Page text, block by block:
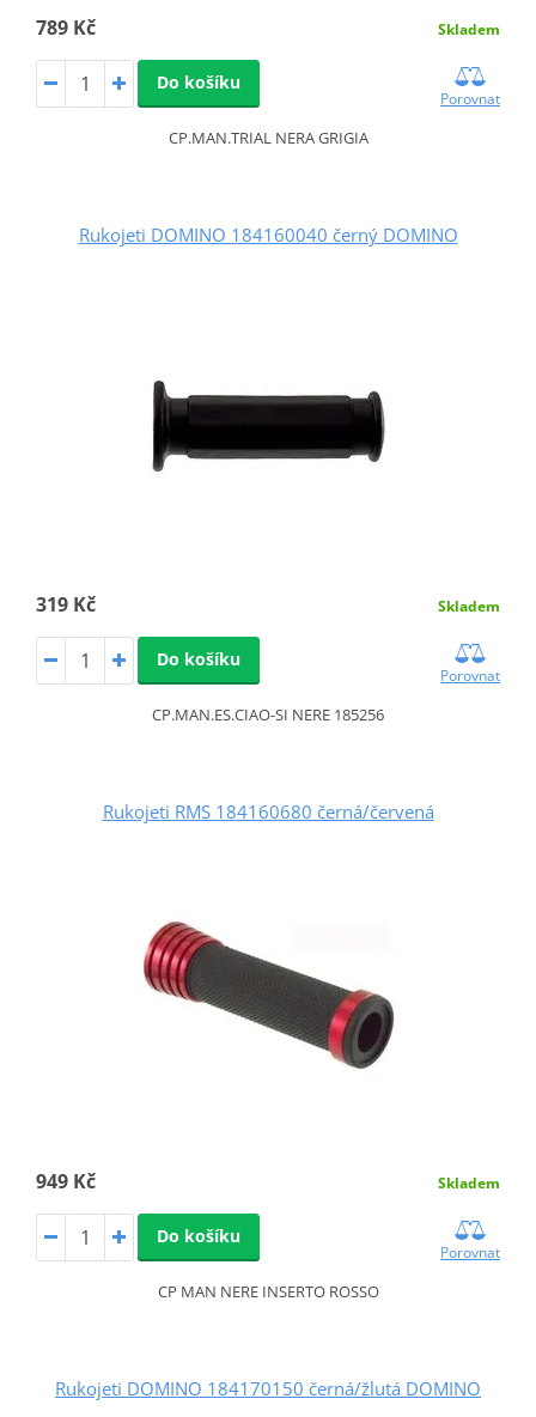
789 Kč Skladem
Do košíku
Porovnat
CP.MAN.TRIAL NERA GRIGIA
Rukojeti DOMINO 184160040 černý DOMINO
319 Kč Skladem
Do košíku
Porovnat
CP.MAN.ES.CIAO-SI NERE 185256
Rukojeti RMS 184160680 černá/červená
949 Kč Skladem
Do košíku
Porovnat
CP MAN NERE INSERTO ROSSO
Rukojeti DOMINO 184170150 černá/žlutá DOMINO